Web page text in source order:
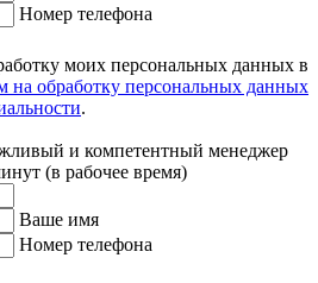
Номер телефона
моих персональных данных в
на обработку персональных данных
.
и компетентный менеджер
(в рабочее время)
Ваше имя
Номер телефона